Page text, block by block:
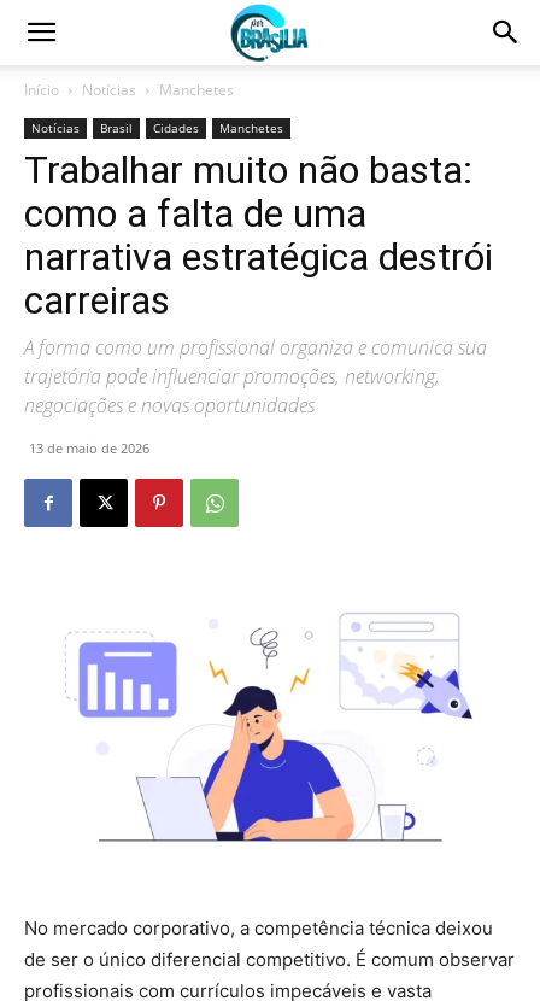
Início Notícias Manchetes
Notícias Brasil Cidades Manchetes
Trabalhar muito não basta:
como a falta de uma
narrativa estratégica destrói
carreiras
A forma como um profissional organiza e comunica sua
trajetória pode influenciar promoções, networking,
negociações e novas oportunidades
13 de maio de 2026
No mercado corporativo, a competência técnica deixou
de ser o único diferencial competitivo. É comum observar
profissionais com currículos impecáveis e vasta